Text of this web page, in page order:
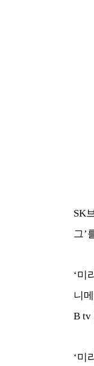
SK
그’
‘미
니
B tv
‘미